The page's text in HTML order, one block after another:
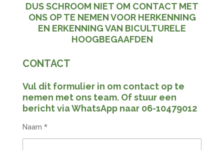
DUS SCHROOM NIET OM CONTACT MET
ONS OP TE NEMEN VOOR HERKENNING
EN ERKENNING VAN BICULTURELE
HOOGBEGAAFDEN
CONTACT
Vul dit formulier in om contact op te
nemen met ons team. Of stuur een
bericht via WhatsApp naar 06-10479012
Naam *